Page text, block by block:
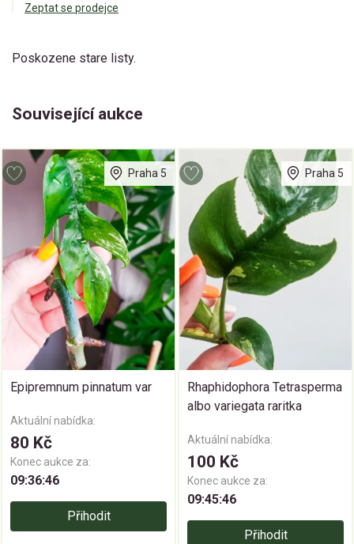
Zeptat se prodejce
Poskozene stare listy.
Související aukce
Praha 5
Epipremnum pinnatum var
Aktuální nabídka:
80 Kč
Konec aukce za:
09:36:45
Přihodit
Praha 5
Rhaphidophora Tetrasperma
albo variegata raritka
Aktuální nabídka:
100 Kč
Konec aukce za:
09:45:45
Přihodit